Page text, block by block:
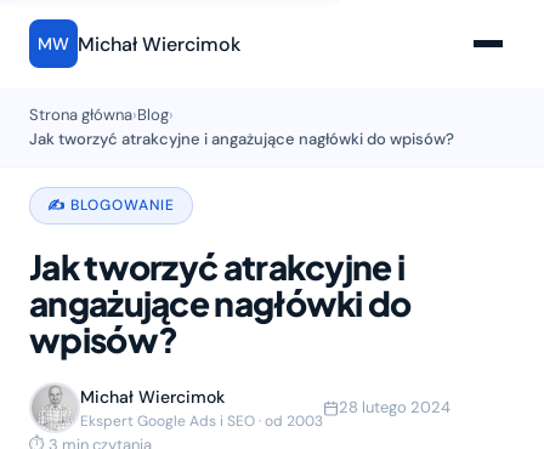
MW Michał Wiercimok
Strona główna›Blog›
Jak tworzyć atrakcyjne i angażujące nagłówki do wpisów?
✍️ BLOGOWANIE
Jak tworzyć atrakcyjne i
angażujące nagłówki do
wpisów?
Michał Wiercimok
Ekspert Google Ads i SEO · od 2003
28 lutego 2024
⏱ 3 min czytania